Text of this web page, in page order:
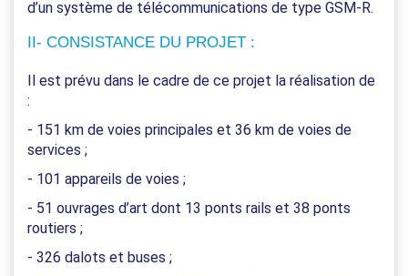
d’un système de télécommunications de type GSM-R.
II- CONSISTANCE DU PROJET :
Il est prévu dans le cadre de ce projet la réalisation de
:
- 151 km de voies principales et 36 km de voies de
services ;
- 101 appareils de voies ;
- 51 ouvrages d’art dont 13 ponts rails et 38 ponts
routiers ;
- 326 dalots et buses ;